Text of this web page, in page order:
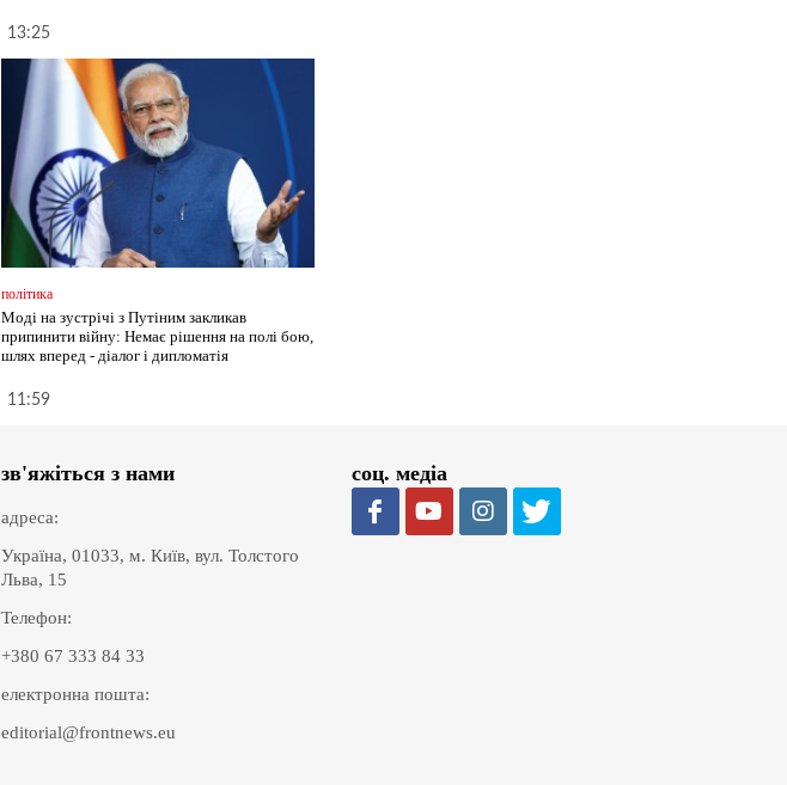
13:25
політика
Моді на зустрічі з Путіним закликав
припинити війну: Немає рішення на полі бою,
шлях вперед - діалог і дипломатія
11:59
зв'яжіться з нами
адреса:
Україна, 01033, м. Київ, вул. Толстого
Льва, 15
Телефон:
+380 67 333 84 33
електронна пошта:
editorial@frontnews.eu
соц. медіа